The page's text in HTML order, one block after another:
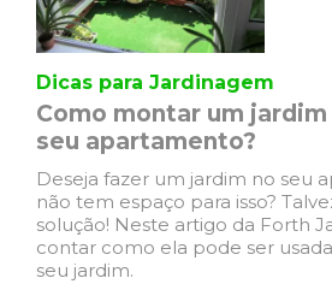
Dicas para Jardinagem
Como montar um jardim
seu apartamento?
Deseja fazer um jardim no seu
não tem espaço para isso?
solução! Neste artigo da Forth
contar como ela pode ser
seu jardim.